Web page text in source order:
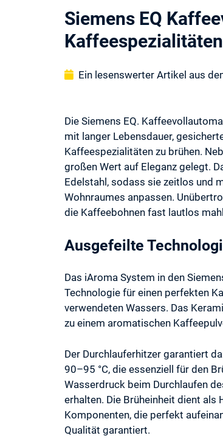
Siemens EQ
Kaffeespezialitäten
Ein lesenswerter Artikel aus
Die Siemens EQ.
mit langer Lebensdauer,
Kaffeespezialitäten zu brühen.
großen Wert auf Eleganz gelegt.
Edelstahl, sodass sie zeitlos und
Wohnraumes anpassen.
die Kaffeebohnen fast lautlos
Ausgefeilte
Das iAroma System in den
Technologie für einen perfekten
verwendeten Wassers. Das
zu einem aromatischen
Der Durchlauferhitzer garantiert
90–95 °C, die essenziell für den
Wasserdruck beim Durchlaufen
erhalten. Die Brüheinheit dient
Komponenten, die perfekt
Qualität garantiert.